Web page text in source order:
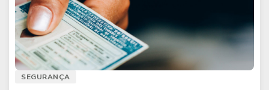
SEGURANÇA